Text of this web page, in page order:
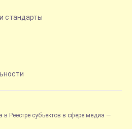
стандарты
Реестре субъектов в сфере медиа —